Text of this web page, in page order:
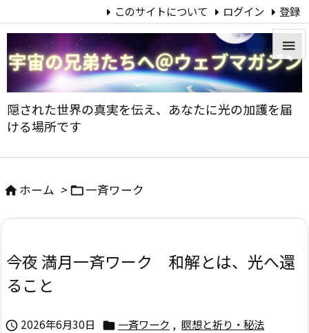
隠された世界の真実を伝え、あなたに光の加護を届
ける場所です


メニ


次へ
検索
このサイトについて ログイン 登録
ホーム > 一斉ワーク
今夜 満月一斉ワーク 和解とは、光へ還
ること
 2026年6月30日  一斉ワーク , 瞑想と祈り・秘法